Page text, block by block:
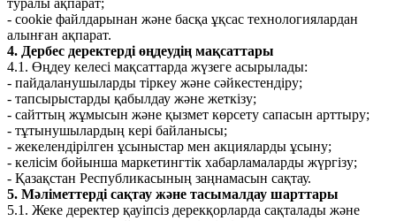
- cookie файлдарынан және басқа ұқсас технологиялардан
алынған ақпарат.
4. Дербес деректерді өңдеудің мақсаттары
4.1. Өңдеу келесі мақсаттарда жүзеге асырылады:
- пайдаланушыларды тіркеу және сәйкестендіру;
- тапсырыстарды қабылдау және жеткізу;
- сайттың жұмысын және қызмет көрсету сапасын арттыру;
- тұтынушылардың кері байланысы;
- жекелендірілген ұсыныстар мен акцияларды ұсыну;
- келісім бойынша маркетингтік хабарламаларды жүргізу;
- Қазақстан Республикасының заңнамасын сақтау.
5. Мәліметтерді сақтау және тасымалдау шарттары
5.1. Жеке деректер қауіпсіз дерекқорларда сақталады және